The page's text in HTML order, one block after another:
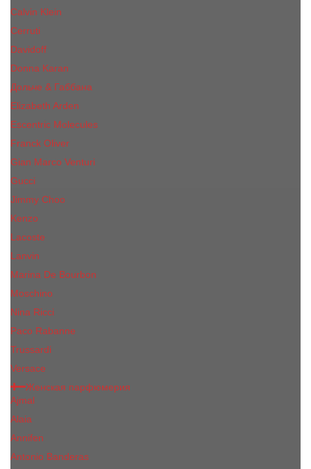
Calvin Klein
Cerruti
Davidoff
Donna Karan
Дольче & Габбана
Elizabeth Arden
Escentric Molecules
Franck Oliver
Gian Marco Venturi
Gucci
Jimmy Choo
Kenzo
Lacoste
Lanvin
Marina De Bourbon
Moschino
Nina Ricci
Paco Rabanne
Trussardi
Versace
Женская парфюмерия
Ajmal
Alaia
Annifen
Antonio Banderas